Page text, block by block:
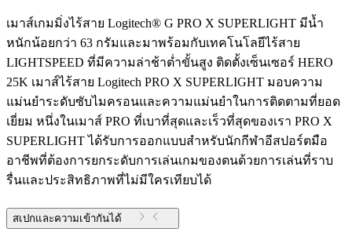
เมาส์เกมมิ่งไร้สาย Logitech® G PRO X SUPERLIGHT มีน้ำ
หนักน้อยกว่า 63 กรัมและมาพร้อมกับเทคโนโลยีไร้สาย
LIGHTSPEED ที่มีความล่าช้าต่ำขั้นสูง ติดตั้งเซ็นเซอร์ HERO
25K เมาส์ไร้สาย Logitech PRO X SUPERLIGHT มอบความ
แม่นยำระดับซับไมครอนและความแม่นยำในการติดตามที่ยอด
เยี่ยม หนึ่งในเมาส์ PRO ที่เบาที่สุดและเร็วที่สุดของเรา PRO X
SUPERLIGHT ได้รับการออกแบบสำหรับนักกีฬาอีสปอร์ตมือ
อาชีพที่ต้องการยกระดับการเล่นเกมของตนด้วยการเล่นที่ราบ
รื่นและประสิทธิภาพที่ไม่มีใครเทียบได้
สเปกและความเข้ากันได้